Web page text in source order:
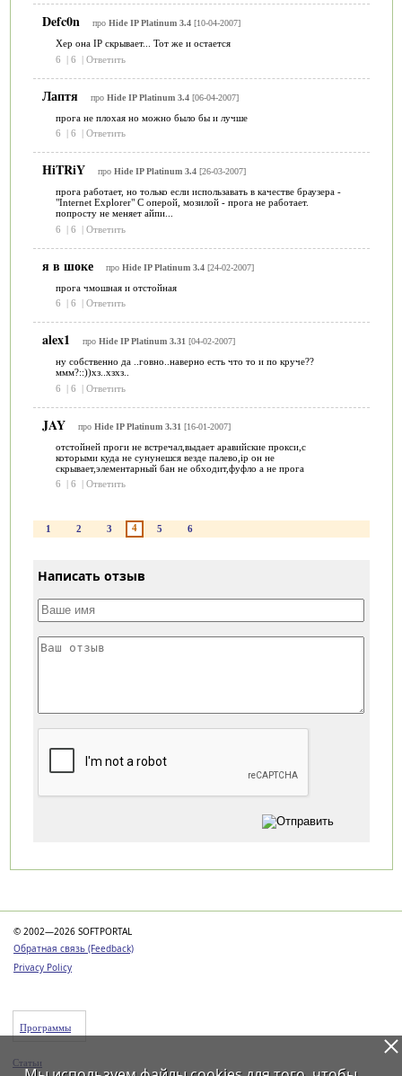
Defc0n про Hide IP Platinum 3.4[10-04-2007]
Хер она IP скрывает... Тот же и остается
6
| 6 | Ответить
Лаптя про Hide IP Platinum 3.4[06-04-2007]
прога не плохая но можно было бы и лучше
6
| 6 | Ответить
HiTRiY про Hide IP Platinum 3.4[26-03-2007]
прога работает, но только если использавать в качестве браузера -
"Internet Explorer" С оперой, мозилой - прога не работает.
попросту не меняет айпи...
6
| 6 | Ответить
я в шоке про Hide IP Platinum 3.4[24-02-2007]
прога чмошная и отстойная
6
| 6 | Ответить
alex1 про Hide IP Platinum 3.31 [04-02-2007]
ну собственно да ..говно..наверно есть что то и по круче??
ммм?::))хз..хзхз..
6
| 6 | Ответить
JAY про Hide IP Platinum 3.31 [16-01-2007]
отстойней проги не встречал,выдает аравийские прокси,с
которыми куда не сунунешся везде палево,ip он не
скрывает,элементарный бан не обходит,фуфло а не прога
6
| 6 | Ответить
1 2 3 4 5 6
Написать отзыв
© 2002—2026 SOFTPORTAL
Обратная связь (Feedback)
Privacy Policy
Программы
Статьи